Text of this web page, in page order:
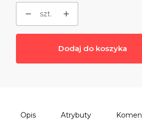
szt.
Dodaj do koszyka
Opis Atrybuty